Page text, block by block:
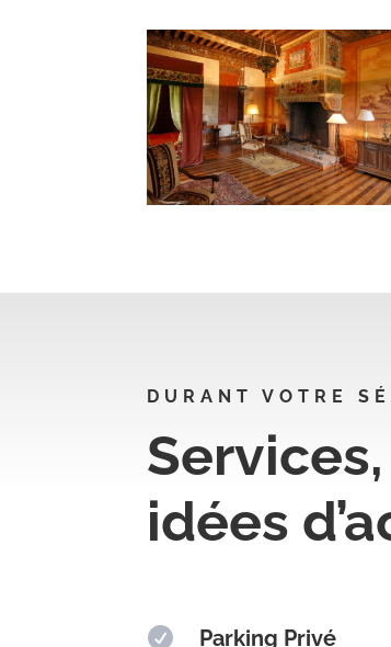
DURANT VOTRE
idées
 Parking Privé